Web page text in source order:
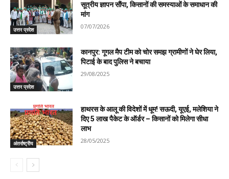
उत्तर प्रदेश
सूत्रीय ज्ञापन सौंपा, किसानों की समस्याओं के समाधान की
मांग
07/07/2026
उत्तर प्रदेश
कानपुर: गूगल मैप टीम को चोर समझ ग्रामीणों ने घेर लिया,
पिटाई के बाद पुलिस ने बचाया
29/08/2025
अंतर्राष्ट्रीय
हाथरस के आलू की विदेशों में धूम! सऊदी, यूएई, मलेशिया ने
दिए 5 लाख पैकेट के ऑर्डर – किसानों को मिलेगा सीधा
लाभ
28/05/2025